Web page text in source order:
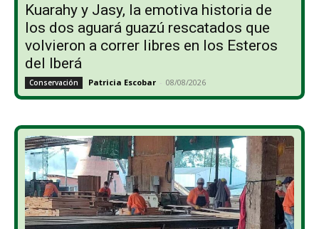
Kuarahy y Jasy, la emotiva historia de
los dos aguará guazú rescatados que
volvieron a correr libres en los Esteros
del Iberá
Conservación Patricia Escobar - 08/08/2026